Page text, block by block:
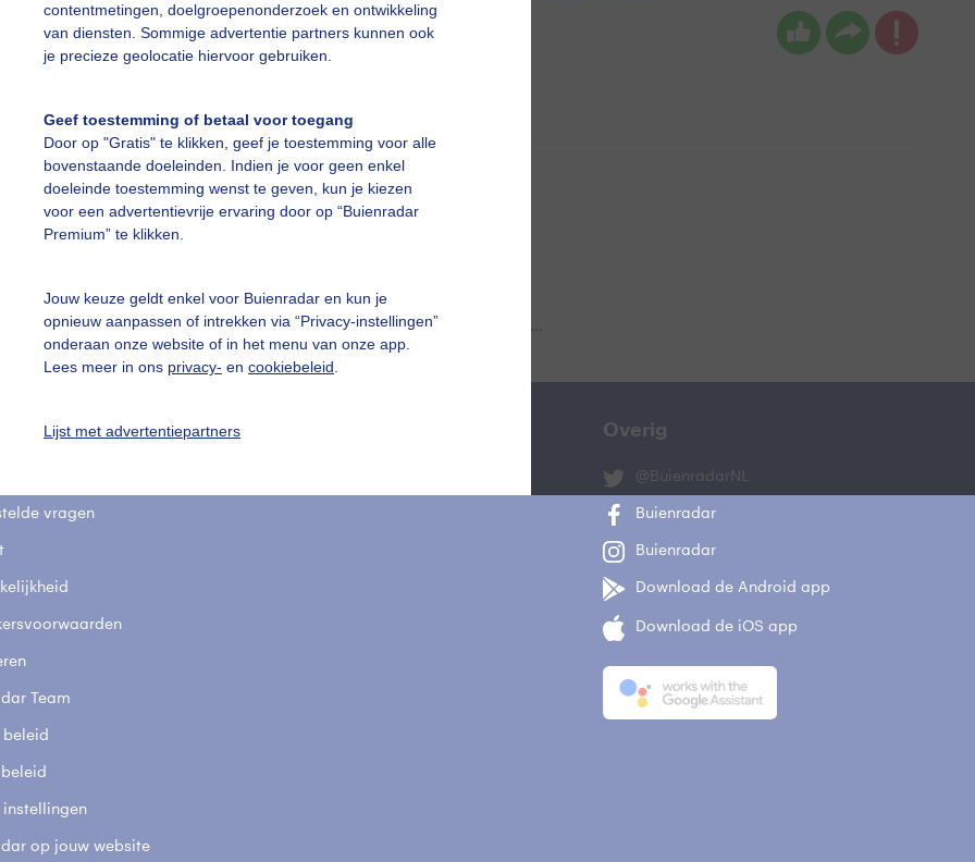
contentmetingen, doelgroepenonderzoek en ontwikkeling
van diensten. Sommige advertentie partners kunnen ook
je precieze geolocatie hiervoor gebruiken.
Geef toestemming of betaal voor toegang
Door op "Gratis" te klikken, geef je toestemming voor alle
bovenstaande doeleinden. Indien je voor geen enkel
doeleinde toestemming wenst te geven, kun je kiezen
voor een advertentievrije ervaring door op “Buienradar
Premium” te klikken.
Jouw keuze geldt enkel voor Buienradar en kun je
opnieuw aanpassen of intrekken via “Privacy-instellingen”
onderaan onze website of in het menu van onze app.
Lees meer in ons privacy- en cookiebeleid
Lijst met advertentiepartners
Nel van Es Gemaakt: 04-07-2025, 54x bekeken
slideshow
Een moment geduld aub...
vragen
Team
beleid
instellingen
op jouw website
Overig
@BuienradarNL
Buienradar
Buienradar
Download de Android app
Download de iOS app